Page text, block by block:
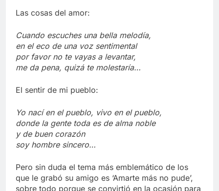
Las cosas del amor:
Cuando escuches una bella melodía,
en el eco de una voz sentimental
por favor no te vayas a levantar,
me da pena, quizá te molestaría…
El sentir de mi pueblo:
Yo nací en el pueblo, vivo en el pueblo,
donde la gente toda es de alma noble
y de buen corazón
soy hombre sincero…
Pero sin duda el tema más emblemático de los
que le grabó su amigo es ‘Amarte más no pude’,
sobre todo porque se convirtió en la ocasión para